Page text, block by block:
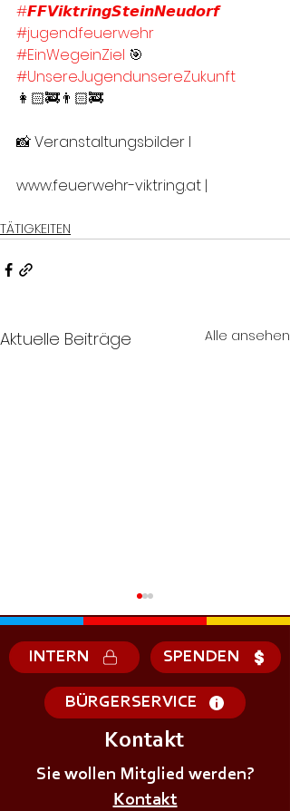
#𝙁𝙁𝙑𝙞𝙠𝙩𝙧𝙞𝙣𝙜𝙎𝙩𝙚𝙞𝙣𝙉𝙚𝙪𝙙𝙤𝙧𝙛
#jugendfeuerwehr
#EinWegeinZiel 🎯
#UnsereJugendunsereZukunft
👩🏻‍🚒👨🏻‍🚒
📸 Veranstaltungsbilder I
www.feuerwehr-viktring.at |
TÄTIGKEITEN
Aktuelle Beiträge Alle ansehen
+++𝗘𝗥𝗦𝗧𝗘 - 𝗛𝗜𝗟𝗙𝗘
𝗞𝗨𝗥𝗦 𝗱𝗲𝗿
𝗝𝘂𝗴𝗲𝗻𝗱𝗳𝗲𝘂𝗲𝗿𝘄𝗲𝗵𝗿+++
INTERN SPENDEN
BÜRGERSERVICE
Kontakt
Sie wollen Mitglied werden?
Kontakt